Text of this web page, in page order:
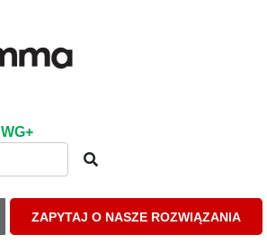
WG+
ZAPYTAJ O NASZE ROZWIĄZANIA